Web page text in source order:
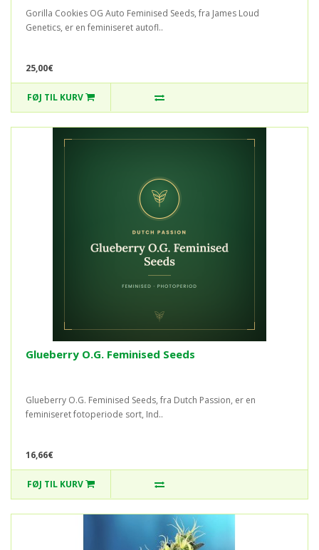
Gorilla Cookies OG Auto Feminised Seeds, fra James Loud
Genetics, er en feminiseret autofl..
25,00€
FØJ TIL KURV
Glueberry O.G. Feminised Seeds
Glueberry O.G. Feminised Seeds, fra Dutch Passion, er en
feminiseret fotoperiode sort, Ind..
16,66€
FØJ TIL KURV